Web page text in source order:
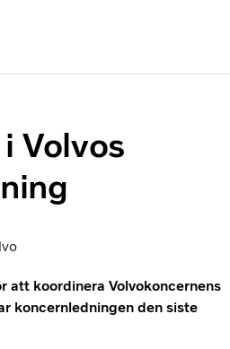
Volvos
att koordinera Volvokoncernens
koncernledningen den siste